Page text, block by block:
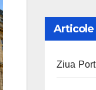
Ziua